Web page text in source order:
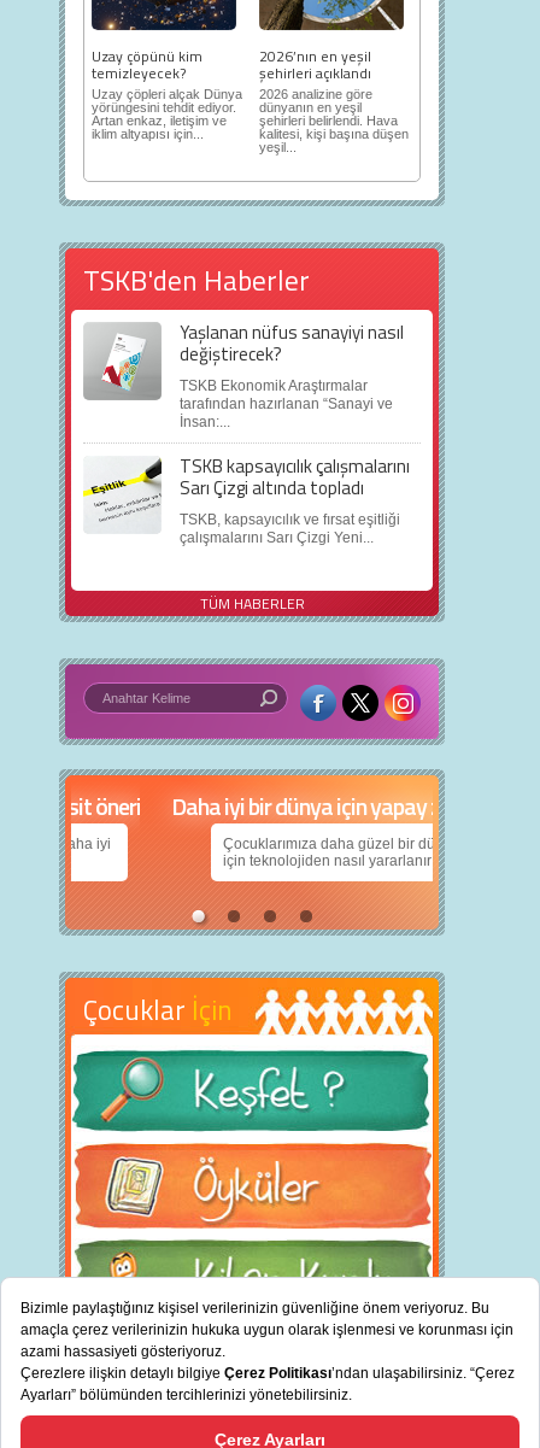
Uzay çöpünü kim
temizleyecek?
Uzay çöpleri alçak Dünya
yörüngesini tehdit ediyor.
Artan enkaz, iletişim ve
iklim altyapısı için...
2026’nın en yeşil
şehirleri açıklandı
2026 analizine göre
dünyanın en yeşil
şehirleri belirlendi. Hava
kalitesi, kişi başına düşen
yeşil...
TSKB'den Haberler
Yaşlanan nüfus sanayiyi nasıl
değiştirecek?
TSKB Ekonomik Araştırmalar
tarafından hazırlanan “Sanayi ve
İnsan:...
TSKB kapsayıcılık çalışmalarını
Sarı Çizgi altında topladı
TSKB, kapsayıcılık ve fırsat eşitliği
çalışmalarını Sarı Çizgi Yeni...
TÜM HABERLER
5 basit öneri
daha iyi
Daha iyi bir dünya için yapay zekâ
Çocuklarımıza daha güzel bir dünya bırakabilmek
için teknolojiden nasıl yararlanırız?
Çocuklar İçin